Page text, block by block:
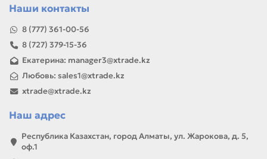
Наши контакты
8 (777) 361-00-56
8 (727) 379-15-36
Екатерина: manager3@xtrade.kz
Любовь: sales1@xtrade.kz
xtrade@xtrade.kz
Наш адрес
Республика Казахстан, город Алматы, ул. Жарокова, д. 5,
оф.1